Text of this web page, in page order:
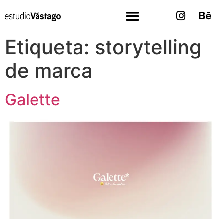
Etiqueta: storytelling
de marca
Galette